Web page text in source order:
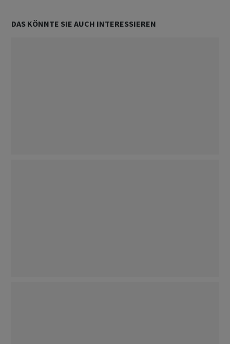
DAS KÖNNTE SIE AUCH INTERESSIEREN